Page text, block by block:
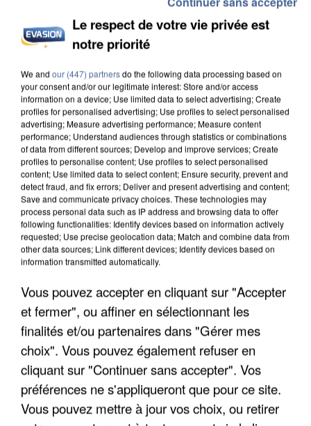
APRÈS TOUTES CES CANICULES, LES REFUGES
DE FAUNE SAUVAGE SONT...
L’UN DES FONDATEURS SUPPOSÉS DE LA DZ
MAFIA INTERPELLÉ EN ALGÉRIE
Le respect de votre vie privée est
notre priorité
We and our (447) partnersdo the following data processing based on
your consent and/or our legitimate interest: Store and/or access
information on a device; Use limited data to select advertising; Create
profiles for personalised advertising; Use profiles to select personalised
advertising; Measure advertising performance; Measure content
performance; Understand audiences through statistics or combinations
of data from different sources; Develop and improve services; Create
profiles to personalise content; Use profiles to select personalised
content; Use limited data to select content; Ensure security, prevent and
detect fraud, and fix errors; Deliver and present advertising and content;
Save and communicate privacy choices. These technologies may
process personal data such as IP address and browsing data to offer
following functionalities: Identify devices based on information actively
requested; Use precise geolocation data; Match and combine data from
other data sources; Link different devices; Identify devices based on
information transmitted automatically.
Vous pouvez accepter en cliquant sur "Accepter
et fermer", ou affiner en sélectionnant les
finalités et/ou partenaires dans "Gérer mes
choix". Vous pouvez également refuser en
cliquant sur "Continuer sans accepter". Vos
préférences ne s'appliqueront que pour ce site.
Vous pouvez mettre à jour vos choix, ou retirer